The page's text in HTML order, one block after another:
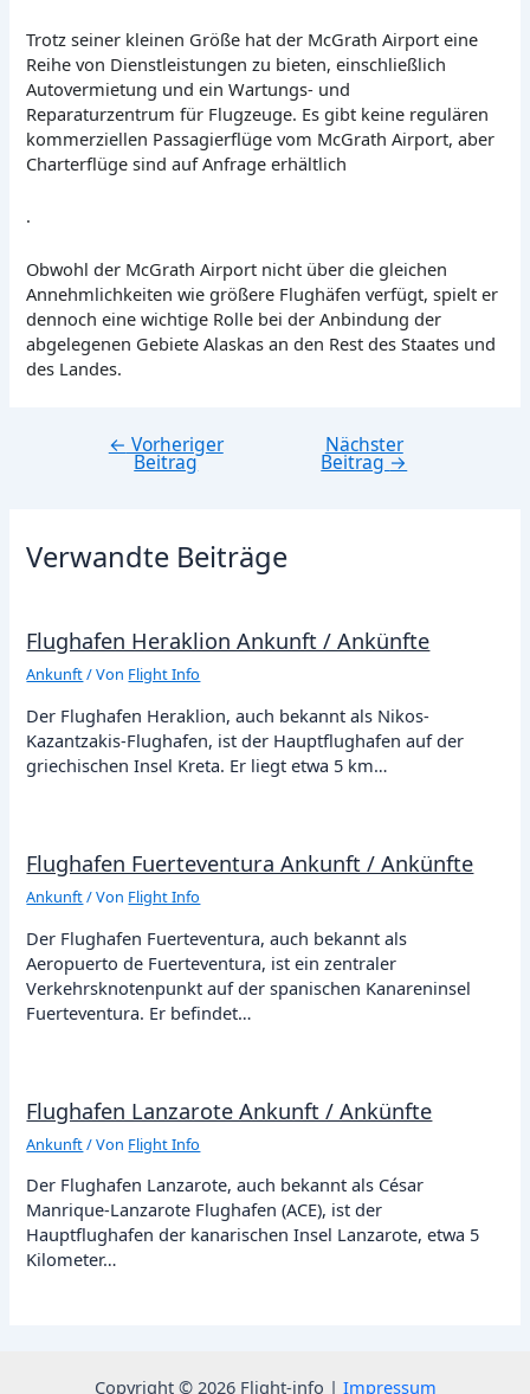
Trotz seiner kleinen Größe hat der McGrath Airport eine
Reihe von Dienstleistungen zu bieten, einschließlich
Autovermietung und ein Wartungs- und
Reparaturzentrum für Flugzeuge. Es gibt keine regulären
kommerziellen Passagierflüge vom McGrath Airport, aber
Charterflüge sind auf Anfrage erhältlich
.
Obwohl der McGrath Airport nicht über die gleichen
Annehmlichkeiten wie größere Flughäfen verfügt, spielt er
dennoch eine wichtige Rolle bei der Anbindung der
abgelegenen Gebiete Alaskas an den Rest des Staates und
des Landes.
Beitragsnavigation
← Vorheriger
Beitrag
Nächster
Beitrag→
Verwandte Beiträge
Flughafen Heraklion Ankunft / Ankünfte
Ankunft/ Von Flight Info
Der Flughafen Heraklion, auch bekannt als Nikos-
Kazantzakis-Flughafen, ist der Hauptflughafen auf der
griechischen Insel Kreta. Er liegt etwa 5 km…
Flughafen Fuerteventura Ankunft / Ankünfte
Ankunft/ Von Flight Info
Der Flughafen Fuerteventura, auch bekannt als
Aeropuerto de Fuerteventura, ist ein zentraler
Verkehrsknotenpunkt auf der spanischen Kanareninsel
Fuerteventura. Er befindet…
Flughafen Lanzarote Ankunft / Ankünfte
Ankunft/ Von Flight Info
Der Flughafen Lanzarote, auch bekannt als César
Manrique-Lanzarote Flughafen (ACE), ist der
Hauptflughafen der kanarischen Insel Lanzarote, etwa 5
Kilometer…
Copyright © 2026 Flight-info | Impressum